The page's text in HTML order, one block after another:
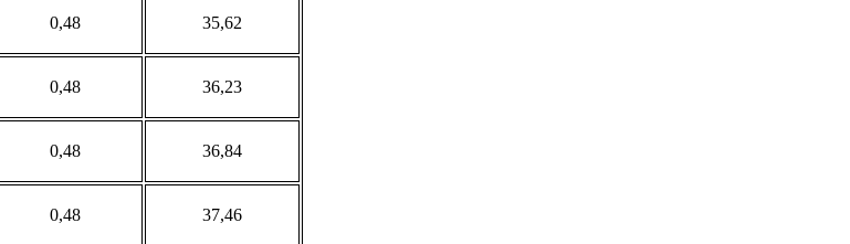
0,48 35,62
0,48 36,23
0,48 36,84
0,48 37,46